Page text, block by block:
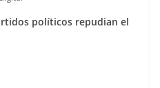
políticos repudian el